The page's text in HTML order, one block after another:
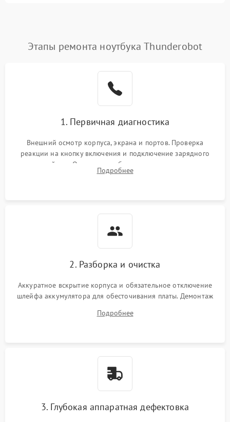
Этапы ремонта ноутбука Thunderobot
1. Первичная диагностика
Внешний осмотр корпуса, экрана и портов. Проверка
реакции на кнопку включения и подключение зарядного
устройства. Оценка потребления тока с помощью
лабораторного блока питания для локализации проблемы.
Подробнее
2. Разборка и очистка
Аккуратное вскрытие корпуса и обязательное отключение
шлейфа аккумулятора для обесточивания платы. Демонтаж
высохшей термопасты с кристаллов чипов.
Подробнее
3. Глубокая аппаратная дефектовка